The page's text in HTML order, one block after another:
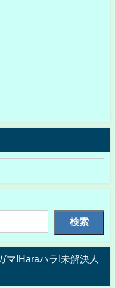
検索
マ!Haraハラ!未解決人